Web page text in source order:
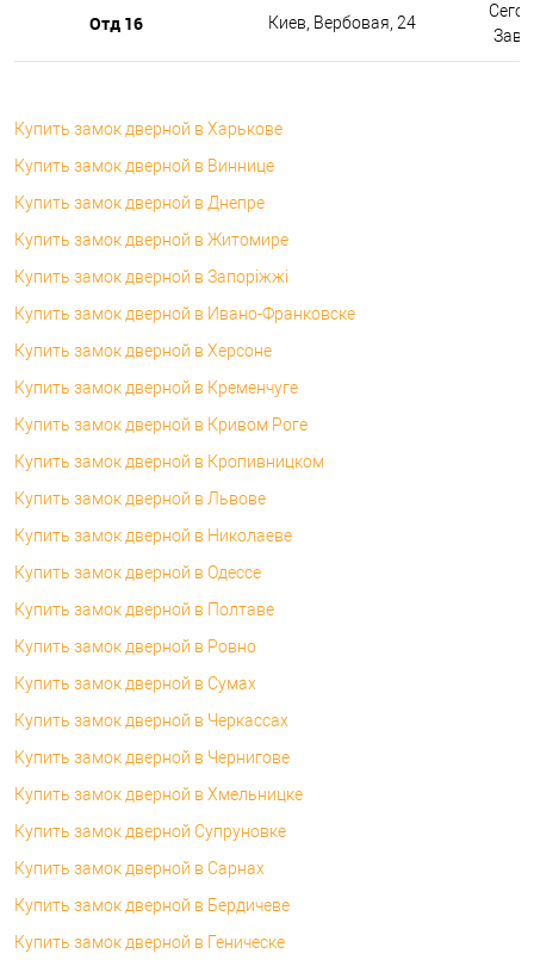
Отд 16 Киев, Вербовая, 24
Купить замок дверной в Харькове
Купить замок дверной в Виннице
Купить замок дверной в Днепре
Купить замок дверной в Житомире
Купить замок дверной в Запоріжжі
Купить замок дверной в Ивано-Франковске
Купить замок дверной в Херсоне
Купить замок дверной в Кременчуге
Купить замок дверной в Кривом Роге
Купить замок дверной в Кропивницком
Купить замок дверной в Львове
Купить замок дверной в Николаеве
Купить замок дверной в Одессе
Купить замок дверной в Полтаве
Купить замок дверной в Ровно
Купить замок дверной в Сумах
Купить замок дверной в Черкассах
Купить замок дверной в Чернигове
Купить замок дверной в Хмельницке
Купить замок дверной Супруновке
Купить замок дверной в Сарнах
Купить замок дверной в Бердичеве
Купить замок дверной в Геническе